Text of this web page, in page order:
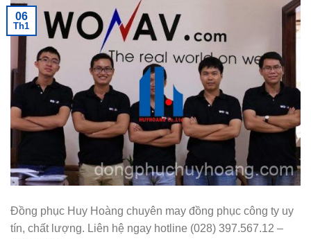
06
Th1
Đồng phục Huy Hoàng chuyên may đồng phục công ty uy
tín, chất lượng. Liên hệ ngay hotline (028) 397.567.12 –